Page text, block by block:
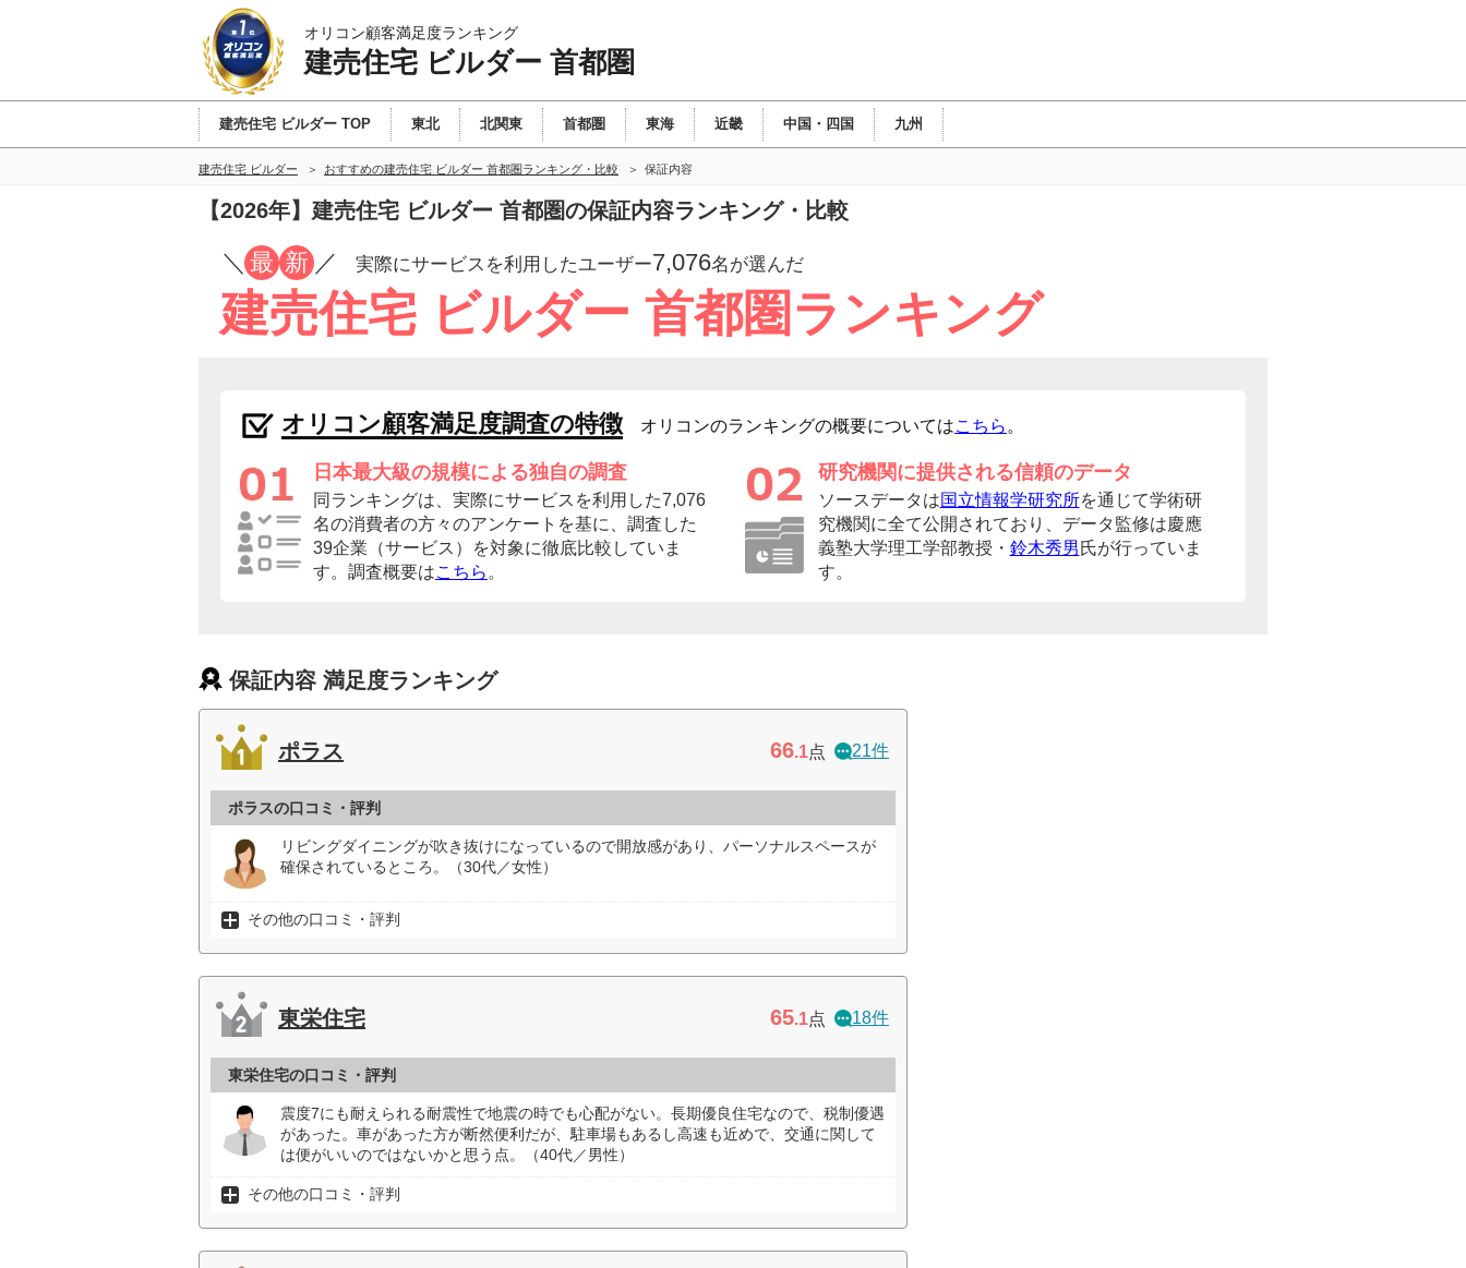
オリコン顧客満足度ランキング
建売住宅 ビルダー 首都圏
建売住宅 ビルダー TOP 東北 北関東 首都圏 東海 近畿 中国・四国 九州
建売住宅 ビルダー おすすめの建売住宅 ビルダー 首都圏ランキング・比較 保証内容
【2026年】建売住宅 ビルダー 首都圏の保証内容ランキング・比較
／ 最 新 ／ 実際にサービスを利用したユーザー7,076名が選んだ
建売住宅 ビルダー 首都圏ランキング
オリコン顧客満足度調査の特徴 オリコンのランキングの概要についてはこちら 。
日本最大級の規模による独自の調査
同ランキングは、実際にサービスを利用した7,076
名の消費者の方々のアンケートを基に、調査した
39企業（サービス）を対象に徹底比較していま
す。調査概要はこちら 。
研究機関に提供される信頼のデータ
ソースデータは国立情報学研究所を通じて学術研
究機関に全て公開されており、データ監修は慶應
義塾大学理工学部教授・ 鈴木秀男 氏が行っていま
す。
保証内容 満足度ランキング
ポラス 66.1点 21件
ポラスの口コミ・評判
リビングダイニングが吹き抜けになっているので開放感があり、パーソナルスペースが
確保されているところ。（30代／女性）
その他の口コミ・評判
東栄住宅 65.1点 18件
東栄住宅の口コミ・評判
震度7にも耐えられる耐震性で地震の時でも心配がない。長期優良住宅なので、税制優遇
があった。車があった方が断然便利だが、駐車場もあるし高速も近めで、交通に関して
は便がいいのではないかと思う点。（40代／男性）
その他の口コミ・評判